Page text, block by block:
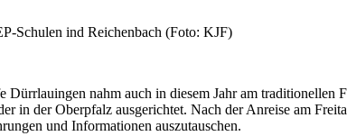
Schulen ind Reichenbach (Foto: KJF)
nahm auch in diesem Jahr am traditionellen
in der Oberpfalz ausgerichtet. Nach der Anreise am
und Informationen auszutauschen.